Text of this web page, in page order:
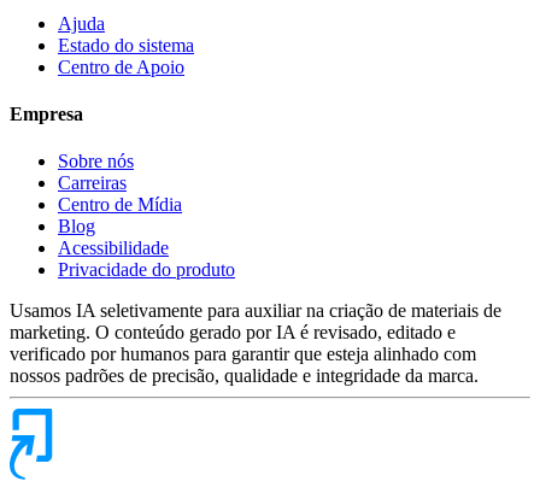
Ajuda
Estado do sistema
Centro de Apoio
Empresa
Sobre nós
Carreiras
Centro de Mídia
Blog
Acessibilidade
Privacidade do produto
Usamos IA seletivamente para auxiliar na criação de materiais de
marketing. O conteúdo gerado por IA é revisado, editado e
verificado por humanos para garantir que esteja alinhado com
nossos padrões de precisão, qualidade e integridade da marca.